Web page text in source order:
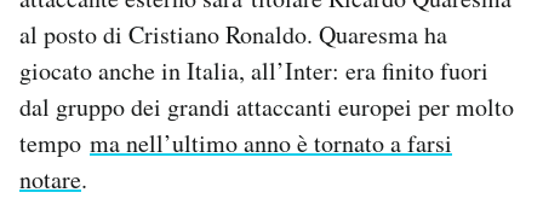
al posto di Cristiano Ronaldo. Quaresma ha
giocato anche in Italia, all’Inter: era finito fuori
dal gruppo dei grandi attaccanti europei per molto
tempo ma nell’ultimo anno è tornato a farsi
notare.